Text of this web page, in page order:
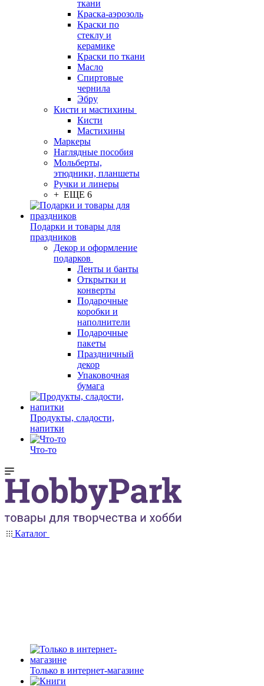
ткани
Краска-аэрозоль
Краски по
стеклу и
керамике
Краски по ткани
Масло
Спиртовые
чернила
Эбру
Кисти и мастихины
Кисти
Мастихины
Маркеры
Наглядные пособия
Мольберты,
этюдники, планшеты
Ручки и линеры
+ ЕЩЕ 6
Подарки и товары для
праздников
Декор и оформление
подарков
Ленты и банты
Открытки и
конверты
Подарочные
коробки и
наполнители
Подарочные
пакеты
Праздничный
декор
Упаковочная
бумага
Продукты, сладости,
напитки
Что-то
Каталог
Только в интернет-магазине